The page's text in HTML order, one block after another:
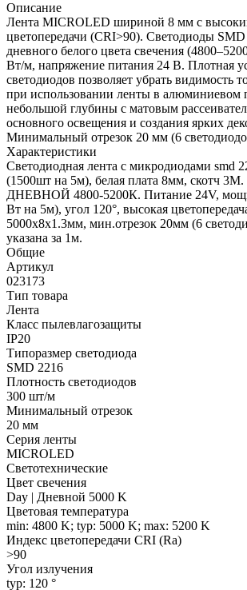
Описание
Лента MICROLED шириной 8 мм с
цветопередачи (CRI>90). Светодиоды
дневного белого цвета свечения
Вт/м, напряжение питания 24 В. Плотная
светодиодов позволяет убрать видимость
при использовании ленты в алюминиевом
небольшой глубины с матовым
основного освещения и создания ярких
Минимальный отрезок 20 мм (6
Характеристики
Светодиодная лента с микродиодами smd
(1500шт на 5м), белая плата 8мм, скотч
ДНЕВНОЙ 4800-5200К. Питание 24V,
Вт на 5м), угол 120°, высокая
5000х8х1.3мм, мин.отрезок 20мм (6
указана за 1м.
Общие
Артикул
023173
Тип товара
Лента
Класс пылевлагозащиты
IP20
Типоразмер светодиода
SMD 2216
Плотность светодиодов
300 шт/м
Минимальный отрезок
20 мм
Серия ленты
MICROLED
Светотехнические
Цвет свечения
Day | Дневной 5000 K
Цветовая температура
min: 4800 K; typ: 5000 K; max: 5200 K
Индекс цветопередачи CRI (Ra)
>90
Угол излучения
typ: 120 °